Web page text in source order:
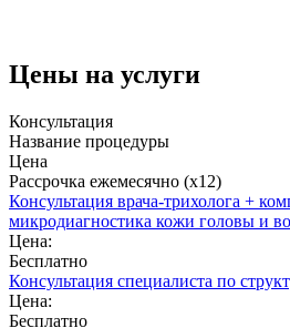
Цены на услуги
Консультация
Название процедуры
Цена
Рассрочка ежемесячно (x12)
Консультация врача-трихолога +
микродиагностика кожи головы и
Цена:
Бесплатно
Консультация специалиста по
Цена:
Бесплатно